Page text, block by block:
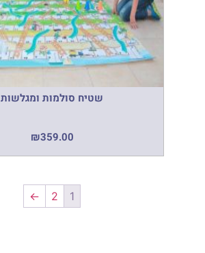
שטיח סולמות ומגלשות
₪359.00
1
2
←